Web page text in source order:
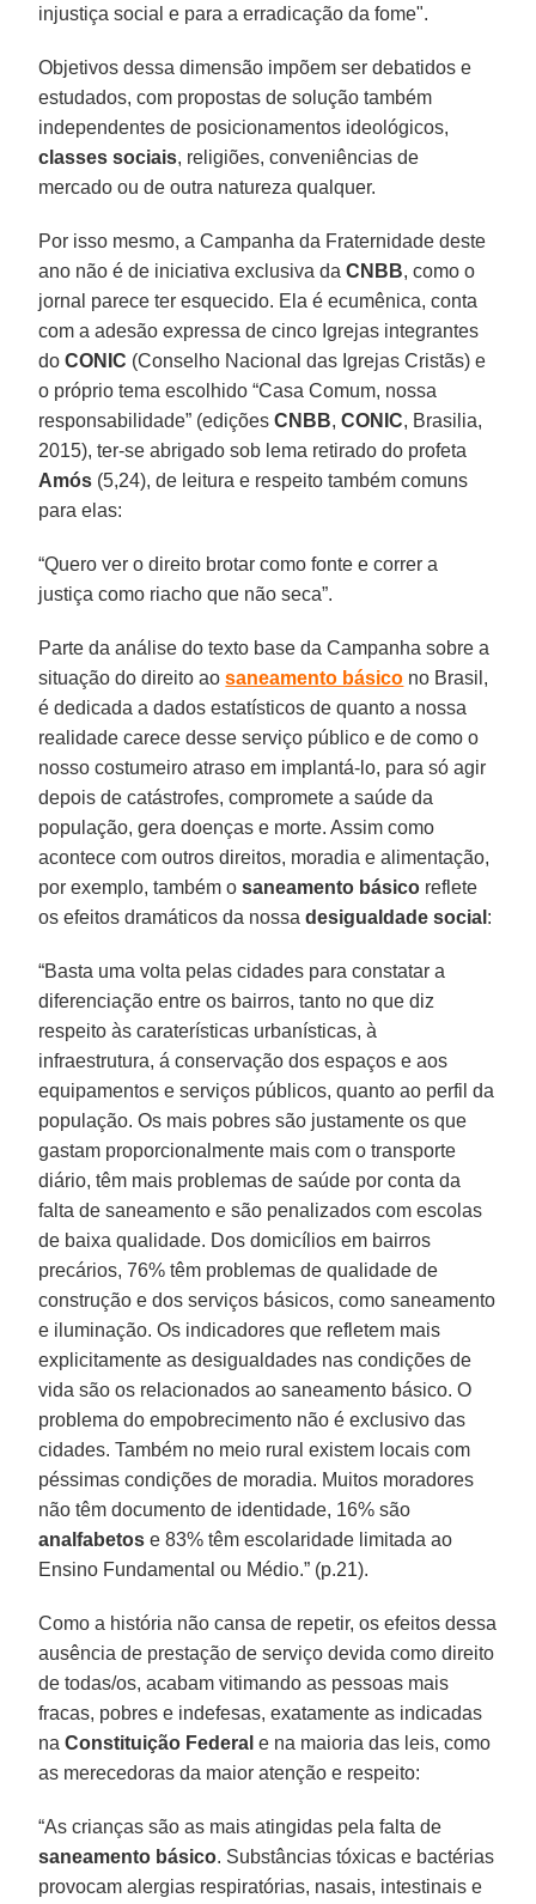
injustiça social e para a erradicação da fome".
Objetivos dessa dimensão impõem ser debatidos e
estudados, com propostas de solução também
independentes de posicionamentos ideológicos,
classes sociais, religiões, conveniências de
mercado ou de outra natureza qualquer.
Por isso mesmo, a Campanha da Fraternidade deste
ano não é de iniciativa exclusiva daCNBB, como o
jornal parece ter esquecido. Ela é ecumênica, conta
com a adesão expressa de cinco Igrejas integrantes
doCONIC (Conselho Nacional das Igrejas Cristãs) e
o próprio tema escolhido “Casa Comum, nossa
responsabilidade” (ediçõesCNBB,CONIC, Brasilia,
2015), ter-se abrigado sob lema retirado do profeta
Amós (5,24), de leitura e respeito também comuns
para elas:
“Quero ver o direito brotar como fonte e correr a
justiça como riacho que não seca”.
Parte da análise do texto base da Campanha sobre a
situação do direito aosaneamento básico no Brasil,
é dedicada a dados estatísticos de quanto a nossa
realidade carece desse serviço público e de como o
nosso costumeiro atraso em implantá-lo, para só agir
depois de catástrofes, compromete a saúde da
população, gera doenças e morte. Assim como
acontece com outros direitos, moradia e alimentação,
por exemplo, também osaneamento básico reflete
os efeitos dramáticos da nossadesigualdade social :
“Basta uma volta pelas cidades para constatar a
diferenciação entre os bairros, tanto no que diz
respeito às caraterísticas urbanísticas, à
infraestrutura, á conservação dos espaços e aos
equipamentos e serviços públicos, quanto ao perfil da
população. Os mais pobres são justamente os que
gastam proporcionalmente mais com o transporte
diário, têm mais problemas de saúde por conta da
falta de saneamento e são penalizados com escolas
de baixa qualidade. Dos domicílios em bairros
precários, 76% têm problemas de qualidade de
construção e dos serviços básicos, como saneamento
e iluminação. Os indicadores que refletem mais
explicitamente as desigualdades nas condições de
vida são os relacionados ao saneamento básico. O
problema do empobrecimento não é exclusivo das
cidades. Também no meio rural existem locais com
péssimas condições de moradia. Muitos moradores
não têm documento de identidade, 16% são
analfabetos e 83% têm escolaridade limitada ao
Ensino Fundamental ou Médio.” (p.21).
Como a história não cansa de repetir, os efeitos dessa
ausência de prestação de serviço devida como direito
de todas/os, acabam vitimando as pessoas mais
fracas, pobres e indefesas, exatamente as indicadas
naConstituição Federal e na maioria das leis, como
as merecedoras da maior atenção e respeito:
“As crianças são as mais atingidas pela falta de
saneamento básico. Substâncias tóxicas e bactérias
provocam alergias respiratórias, nasais, intestinais e